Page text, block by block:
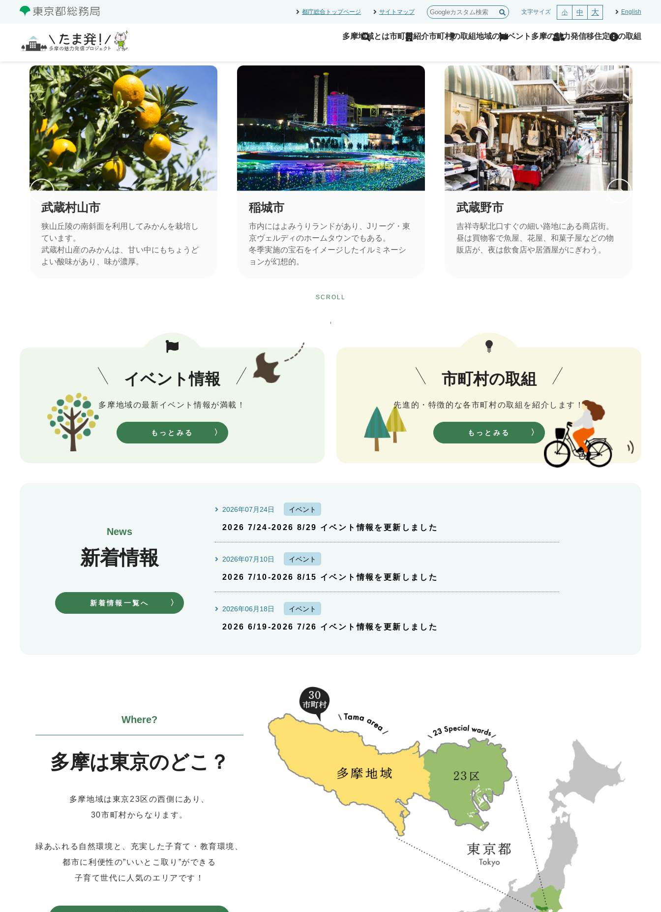
都庁総合トップページ サイトマップ 文字サイズ 小 中 大 English
多摩地域とは市町村紹介市町村の取組地域のイベント 多摩の魅力発信移住定住の取組
武蔵村山市
狭山丘陵の南斜面を利用してみかんを栽培し
ています。
武蔵村山産のみかんは、甘い中にもちょうど
よい酸味があり、味が濃厚。
稲城市
市内にはよみうりランドがあり、Jリーグ・東
京ヴェルディのホームタウンでもある。
冬季実施の宝石をイメージしたイルミネーシ
ョンが幻想的。
武蔵野市
吉祥寺駅北口すぐの細い路地にある商店街。
昼は買物客で魚屋、花屋、和菓子屋などの物
販店が、夜は飲食店や居酒屋がにぎわう。
SCROLL
イベント情報
多摩地域の最新イベント情報が満載！
もっとみる
市町村の取組
先進的・特徴的な各市町村の取組を紹介します！
もっとみる
新着情報
新着情報一覧へ
2026年07月24日 イベント
2026 7/24-2026 8/29 イベント情報を更新しました
2026年07月10日 イベント
2026 7/10-2026 8/15 イベント情報を更新しました
2026年06月18日 イベント
2026 6/19-2026 7/26 イベント情報を更新しました
お知らせ
2026 5/26-2026 6/28 イベント情報を更新しました
2026年05月15日
2026 5/15-2026 6/7 イベント情報を更新しました
2026 4/28-2027 3/6 イベント情報を更新しました
2026年03月26日
多摩は東京のどこ？
多摩地域は東京23区の西側にあり、
30市町村からなります。
緑あふれる自然環境と、 充実した子育て・教育環境、
都市に利便性の”いいとこ取り”ができる
子育て世代に人気のエリアです！